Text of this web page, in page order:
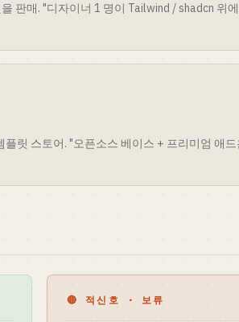
판매. "디자이너 1 명이 Tailwind / shadcn 위
릿 스토어. "오픈소스 베이스 + 프리미엄 애
🔴 적신호 · 보류